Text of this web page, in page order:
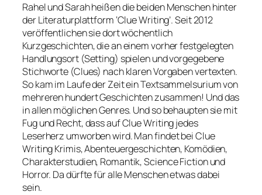
Rahel und Sarah heißen die beiden Menschen hinter
der Literaturplattform ‘Clue Writing’. Seit 2012
veröffentlichen sie dort wöchentlich
Kurzgeschichten, die an einem vorher festgelegten
Handlungsort (Setting) spielen und vorgegebene
Stichworte (Clues) nach klaren Vorgaben vertexten.
So kam im Laufe der Zeit ein Textsammelsurium von
mehreren hundert Geschichten zusammen! Und das
in allen möglichen Genres. Und so behaupten sie mit
Fug und Recht, dass auf Clue Writing jedes
Leserherz umworben wird. Man findet bei Clue
Writing Krimis, Abenteuergeschichten, Komödien,
Charakterstudien, Romantik, Science Fiction und
Horror. Da dürfte für alle Menschen etwas dabei
sein.